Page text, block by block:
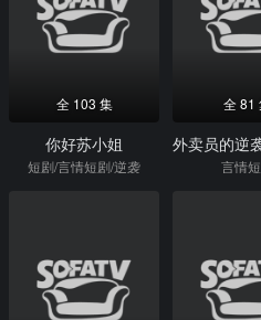
全 103 集
你好苏小姐
短剧/言情短剧/逆袭
全 81
言情